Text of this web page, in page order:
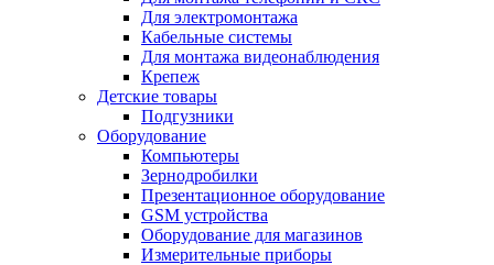
Для электромонтажа
Кабельные системы
Для монтажа видеонаблюдения
Крепеж
Детские товары
Подгузники
Оборудование
Компьютеры
Зернодробилки
Презентационное оборудование
GSM устройства
Оборудование для магазинов
Измерительные приборы